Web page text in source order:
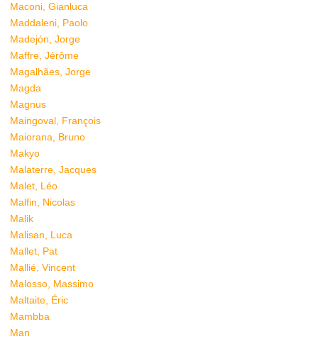
Maconi, Gianluca
Maddaleni, Paolo
Madejón, Jorge
Maffre, Jérôme
Magalhães, Jorge
Magda
Magnus
Maingoval, François
Maiorana, Bruno
Makyo
Malaterre, Jacques
Malet, Léo
Malfin, Nicolas
Malik
Malisan, Luca
Mallet, Pat
Mallié, Vincent
Malosso, Massimo
Maltaite, Éric
Mambba
Man